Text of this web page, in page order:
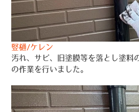
竪樋/ケレン
汚れ、サビ、旧塗膜等を落とし塗料
の作業を行いました。